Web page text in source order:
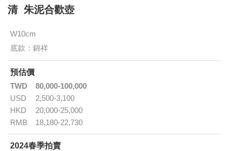
清 朱泥合歡壺
W10cm
底款：錦祥
預估價
TWD
80,000-100,000
USD
2,500-3,100
HKD
20,000-25,000
RMB
18,180-22,730
2024春季拍賣